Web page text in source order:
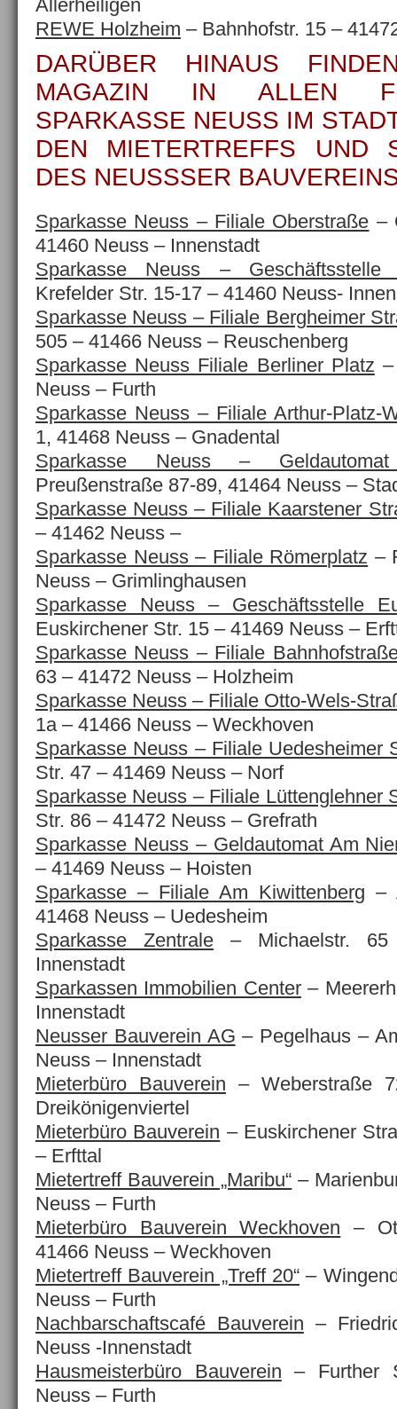
Allerheiligen
REWE Holzheim – Bahnhofstr. 15 –
DARÜBER HINAUS
MAGAZIN IN ALLEN
SPARKASSE NEUSS IM
DEN MIETERTREFFS UND
DES NEUSSSER
Sparkasse Neuss – Filiale Oberstraße –
41460 Neuss – Innenstadt
Sparkasse Neuss – Geschäftsstelle
Krefelder Str. 15-17 – 41460 Neuss-
Sparkasse Neuss – Filiale Bergheimer
505 – 41466 Neuss – Reuschenberg
Sparkasse Neuss Filiale Berliner Platz
Neuss – Furth
Sparkasse Neuss – Filiale Arthur-Platz-
1, 41468 Neuss – Gnadental
Sparkasse Neuss – Geldautomat
Preußenstraße 87-89, 41464 Neuss –
Sparkasse Neuss – Filiale Kaarstener
– 41462 Neuss –
Sparkasse Neuss – Filiale Römerplatz –
Neuss – Grimlinghausen
Sparkasse Neuss – Geschäftsstelle
Euskirchener Str. 15 – 41469 Neuss –
Sparkasse Neuss – Filiale
63 – 41472 Neuss – Holzheim
Sparkasse Neuss – Filiale Otto-Wels-
1a – 41466 Neuss – Weckhoven
Sparkasse Neuss – Filiale Uedesheimer
Str. 47 – 41469 Neuss – Norf
Sparkasse Neuss – Filiale Lüttenglehner
Str. 86 – 41472 Neuss – Grefrath
Sparkasse Neuss – Geldautomat Am
– 41469 Neuss – Hoisten
Sparkasse – Filiale Am Kiwittenberg –
41468 Neuss – Uedesheim
Sparkasse Zentrale – Michaelstr.
Innenstadt
Sparkassen Immobilien Center–
Innenstadt
Neusser Bauverein AG – Pegelhaus –
Neuss – Innenstadt
Mieterbüro Bauverein – Weberstraße
Dreikönigenviertel
Mieterbüro Bauverein – Euskirchener
– Erfttal
Mietertreff Bauverein „Maribu“ –
Neuss – Furth
Mieterbüro Bauverein Weckhoven –
41466 Neuss – Weckhoven
Mietertreff Bauverein „Treff 20“ –
Neuss – Furth
Nachbarschaftscafé Bauverein –
Neuss -Innenstadt
Hausmeisterbüro Bauverein – Further
Neuss – Furth